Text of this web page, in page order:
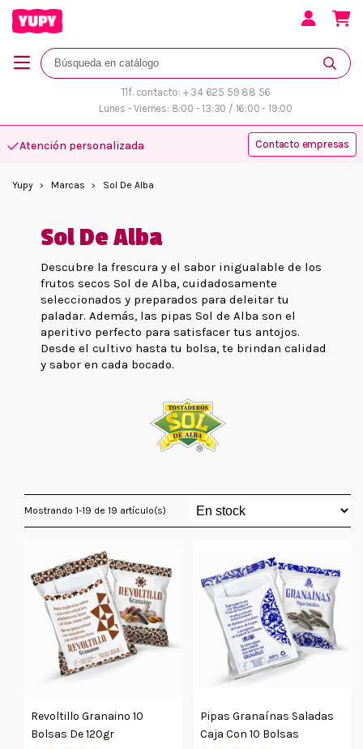
Tlf. contacto: + 34 625 59 88 56
Lunes - Viernes: 8:00 - 13:30 / 16:00 - 19:00
Atención personalizada Contacto empresas
Yupy Marcas Sol De Alba
Sol De Alba
Descubre la frescura y el sabor inigualable de los
frutos secos Sol de Alba, cuidadosamente
seleccionados y preparados para deleitar tu
paladar. Además, las pipas Sol de Alba son el
aperitivo perfecto para satisfacer tus antojos.
Desde el cultivo hasta tu bolsa, te brindan calidad
y sabor en cada bocado.
Mostrando 1-19 de 19 artículo(s)
Revoltillo Granaino 10
Bolsas De 120gr
Pipas Granaínas Saladas
Caja Con 10 Bolsas